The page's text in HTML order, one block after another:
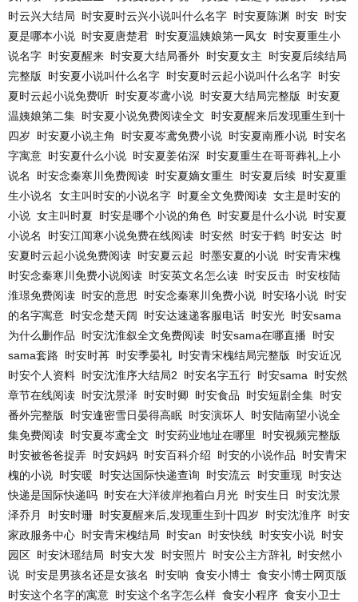
时云兴大结局
时安夏时云兴小说叫什么名字 时安夏陈渊 时安 时安
夏是哪本小说 时安夏唐楚君 时安夏温姨娘第一凤女 时安夏重生小
说名字 时安夏醒来 时安夏大结局番外 时安夏女主
时安夏后续结局
完整版
时安夏小说叫什么名字 时安夏时云起小说叫什么名字 时安
夏时云起小说免费听 时安夏岑鸢小说 时安夏大结局完整版
时安夏
温姨娘第二集 时安夏小说免费阅读全文
时安夏醒来后发现重生到十
四岁
时安夏小说主角 时安夏岑鸢免费小说 时安夏南雁小说 时安名
字寓意 时安夏什么小说 时安夏姜佑深
时安夏重生在哥哥葬礼上小
说名
时安念秦寒川免费阅读 时安夏嫡女重生 时安夏后续 时安夏重
生小说名
女主叫时安的小说名字 时夏全文免费阅读 女主是时安的
小说 女主叫时夏 时安是哪个小说的角色 时安夏是什么小说 时安夏
小说名
时安江闻寒小说免费在线阅读 时安然 时安于鹤 时安达 时
安夏时云起小说免费阅读 时安夏云起 时墨安夏的小说 时安青宋槐
时安念秦寒川免费小说阅读 时安英文名怎么读 时安反击 时安桉陆
淮璟免费阅读 时安的意思 时安念秦寒川免费小说 时安珞小说 时安
的名字寓意 时安念楚天阔 时安达速递客服电话 时安光 时安sama
为什么删作品
时安沈淮叙全文免费阅读 时安sama在哪直播 时安
sama套路
时安时苒 时安季晏礼 时安青宋槐结局完整版
时安近况
时安个人资料 时安沈淮序大结局2 时安名字五行 时安sama
时安然
章节在线阅读 时安沈景泽 时安时卿 时安食品 时安短剧全集 时安
番外完整版
时安逢密雪日晏得高眠 时安演坏人
时安陆南望小说全
集免费阅读 时安夏岑鸢全文 时安药业地址在哪里
时安视频完整版
时安被爸爸捉弄 时安妈妈 时安百科介绍 时安的小说作品
时安青宋
槐的小说 时安暖 时安达国际快递查询 时安流云 时安重现 时安达
快递是国际快递吗 时安在大洋彼岸抱着白月光 时安生日
时安沈景
泽乔月
时安时珊 时安夏醒来后,发现重生到十四岁 时安沈淮序 时安
家政服务中心 时安青宋槐结局 时安an 时安快线 时安安小说 时安
园区 时安沐瑶结局 时安大发 时安照片 时安公主方辞礼 时安然小
说 时安是男孩名还是女孩名 时安呐 食安小博士 食安小博士网页版
时安这个名字的寓意 时安这个名字怎么样 食安小程序 食安小卫士